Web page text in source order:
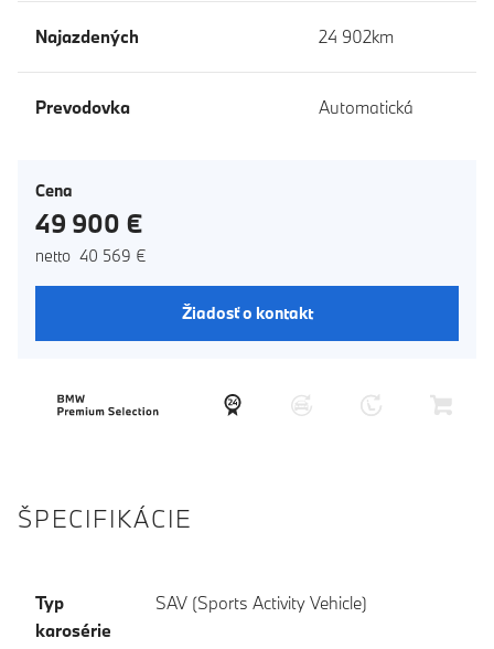
Najazdených 24 902km
Prevodovka Automatická
Cena
49 900 €
netto 40 569 €
Žiadosť o kontakt
ŠPECIFIKÁCIE
Typ
karosérie
SAV (Sports Activity Vehicle)